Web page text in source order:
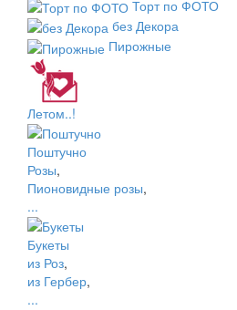
Торт по ФОТО
без Декора
Пирожные
Летом..!
Поштучно
Розы,
Пионовидные розы,
...
Букеты
из Роз,
из Гербер,
...